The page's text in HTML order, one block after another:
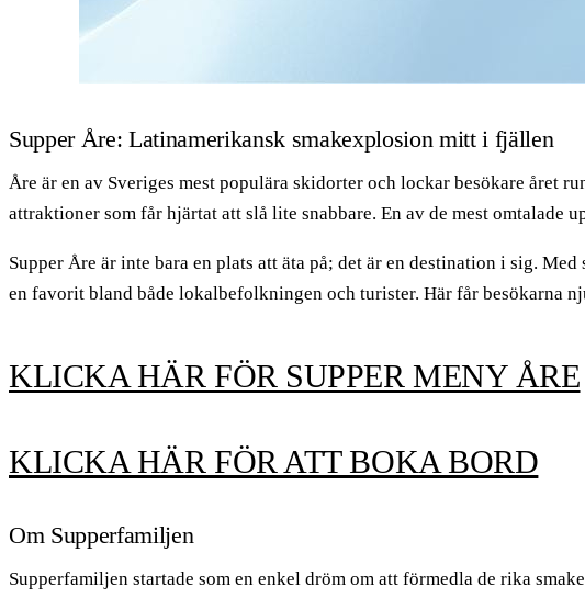
Supper Åre: Latinamerikansk smakexplosion mitt i fjällen
Åre är en av Sveriges mest populära skidorter och lockar besökare året
attraktioner som får hjärtat att slå lite snabbare. En av de mest omtalade
Supper Åre är inte bara en plats att äta på; det är en destination i sig.
en favorit bland både lokalbefolkningen och turister. Här får besökarna
KLICKA HÄR FÖR SUPPER MENY ÅRE
KLICKA HÄR FÖR ATT BOKA BORD
Om Supperfamiljen
Supperfamiljen startade som en enkel dröm om att förmedla de rika